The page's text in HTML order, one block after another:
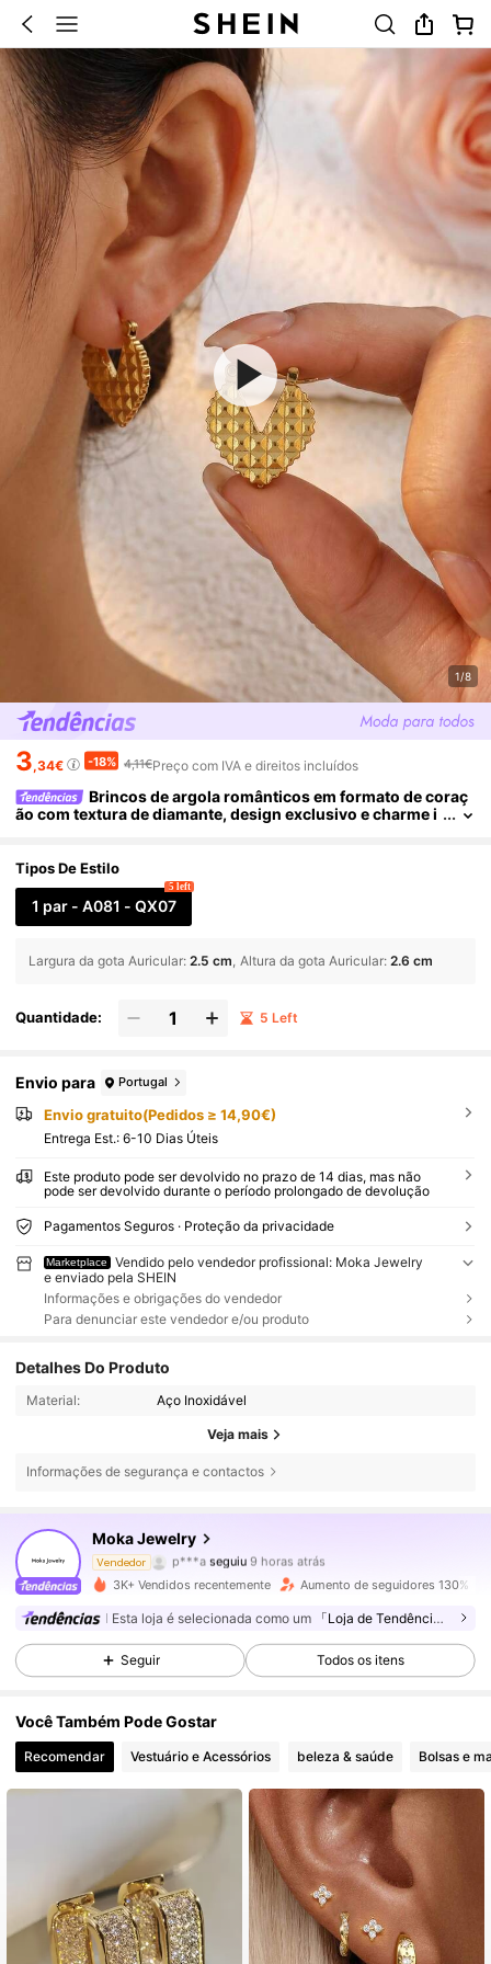
1/8
3,34€ -18% 4,11€Preço com IVA e direitos incluídos
Brincos de argola românticos em formato de coraç
ão com textura de diamante, design exclusivo e charme i
s.
Tipos De Estilo
1 par - A081 - QX07
5 left
Largura da gota Auricular: 2.5 cm Altura da gota Auricular: 2.6 cm
Quantidade: 5 Left
Envio para Portugal
Envio gratuito(Pedidos ≥ 14,90€)
Entrega Est.: 6-10 Dias Úteis
Este produto pode ser devolvido no prazo de 14 dias, mas não
pode ser devolvido durante o período prolongado de devolução
Pagamentos Seguros · Proteção da privacidade
Marketplace
Vendido pelo vendedor profissional: Moka Jewelry
e enviado pela SHEIN
Informações e obrigações do vendedor
Para denunciar este vendedor e/ou produto
Detalhes Do Produto
Material: Aço Inoxidável
Veja mais
Informações de segurança e contactos
Moka Jewelry
Vendedor
4,76
216 Seguidores
p***a
seguiu 9 horas atrás
r***o
está a navegar
4,76
216 Seguidores
4,76 216 Seguidores
4,76 216 Seguidores
216 Seguidores
4,76 216 Seguidores
4,76 216 Seguidores
3K+ Vendidos recentemente Aumento de seguidores 130%
Esta loja é selecionada como um 「Loja de Tendências」
Seguir Todos os itens
Você Também Pode Gostar
Recomendar Vestuário e Acessórios beleza & saúde Bolsas e